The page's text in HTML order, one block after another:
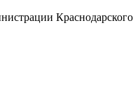
Краснодарского